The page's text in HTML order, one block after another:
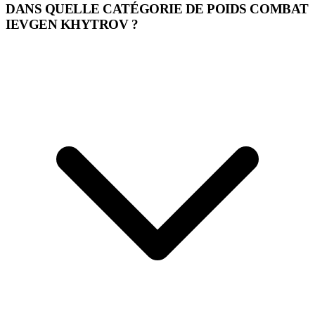
DANS QUELLE CATÉGORIE DE POIDS COMBAT
IEVGEN KHYTROV ?